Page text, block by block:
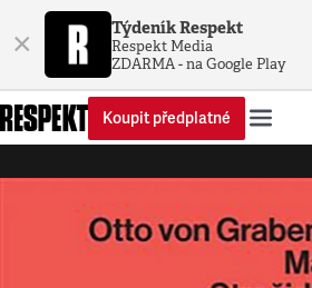
× Týdeník Respekt
Respekt Media
ZDARMA - na Google Play
Koupit předplatné